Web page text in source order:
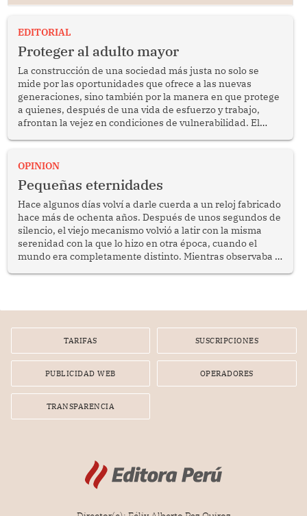
EDITORIAL
Proteger al adulto mayor
La construcción de una sociedad más justa no solo se
mide por las oportunidades que ofrece a las nuevas
generaciones, sino también por la manera en que protege
a quienes, después de una vida de esfuerzo y trabajo,
afrontan la vejez en condiciones de vulnerabilidad. El
bimestrales el subsidio que reciben los beneficiarios del
reflexionar sobre la importancia de fortalecer las políticas
públicas dirigidas a los adultos mayores en pobreza.
OPINION
Pequeñas eternidades
Hace algunos días volví a darle cuerda a un reloj fabricado
hace más de ochenta años. Después de unos segundos de
silencio, el viejo mecanismo volvió a latir con la misma
serenidad con la que lo hizo en otra época, cuando el
mundo era completamente distinto. Mientras observaba el
TARIFAS SUSCRIPCIONES
PUBLICIDAD WEB OPERADORES
TRANSPARENCIA